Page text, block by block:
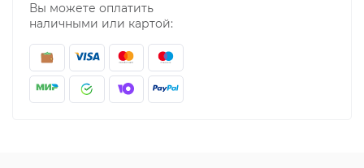
Вы можете оплатить
наличными или картой: